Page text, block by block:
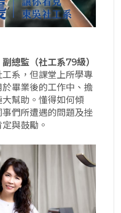
總監（社工系79級）
系，但課堂上所學專
畢業後的工作中、擔
幫助。懂得如何傾
們所遭遇的問題及挫
與鼓勵。